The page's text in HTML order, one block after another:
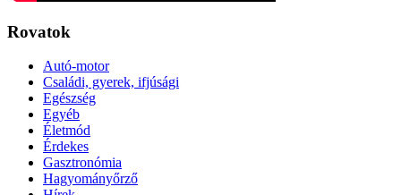
Rovatok
Autó-motor
Családi, gyerek, ifjúsági
Egészség
Egyéb
Életmód
Érdekes
Gasztronómia
Hagyományőrző